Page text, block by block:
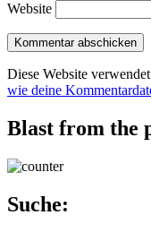
Website
Diese Website
wie deine
Blast from the
Suche: